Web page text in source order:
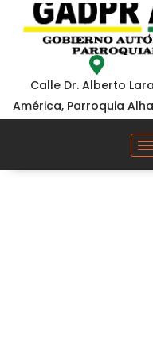
Calle Dr. Alberto
América, Parroquia